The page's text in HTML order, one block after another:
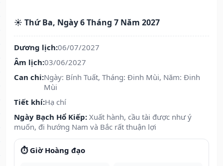
☀️ Thứ Ba, Ngày 6 Tháng 7 Năm 2027
Dương lịch:06/07/2027
Âm lịch:03/06/2027
Can chi:Ngày: Bính Tuất, Tháng: Đinh Mùi, Năm: Đinh
Mùi
Tiết khí:Hạ chí
Ngày Bạch Hổ Kiếp: Xuất hành, cầu tài được như ý
muốn, đi hướng Nam và Bắc rất thuận lợi
⏱️ Giờ Hoàng đạo